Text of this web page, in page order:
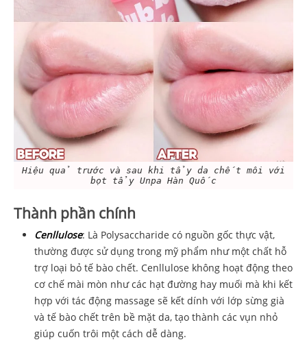
Hiệu quả trước và sau khi tẩy da chết môi với
bọt tẩy Unpa Hàn Quốc
Thành phần chính
Cenllulose: Là Polysaccharide có nguồn gốc thực vật,
thường được sử dụng trong mỹ phẩm như một chất hỗ
trợ loại bỏ tế bào chết. Cenllulose không hoạt động theo
cơ chế mài mòn như các hạt đường hay muối mà khi kết
hợp với tác động massage sẽ kết dính với lớp sừng già
và tế bào chết trên bề mặt da, tạo thành các vụn nhỏ
giúp cuốn trôi một cách dễ dàng.